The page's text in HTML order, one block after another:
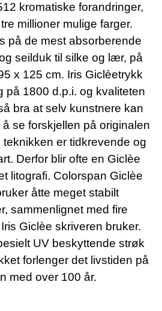
kromatiske forandringer,
millioner mulige farger.
på de mest absorberende
seilduk til silke og lær, på
x 125 cm. Iris Giclèetrykk
på 1800 d.p.i. og kvaliteten
bra at selv kunstnere kan
se forskjellen på originalen
er tidkrevende og
Derfor blir ofte en Giclèe
litografi. Colorspan Giclèe
åtte meget stabilt
sammenlignet med fire
Giclèe skriveren bruker.
UV beskyttende strøk
forlenger det livstiden på
med over 100 år.